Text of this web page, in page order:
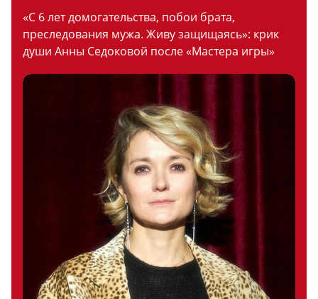
«С 6 лет домогательства, побои брата,
преследования мужа. Живу защищаясь»: крик
души Анны Седоковой после «Мастера игры»